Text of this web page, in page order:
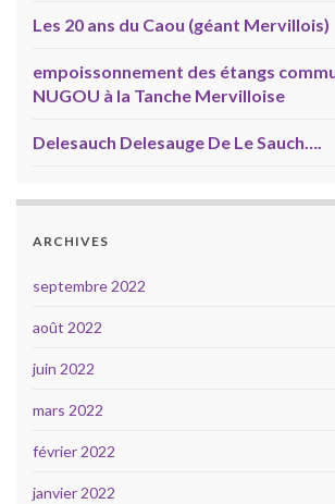
Les 20 ans du Caou (géant Mervillois)
empoissonnement des étangs
NUGOU à la Tanche Mervilloise
Delesauch Delesauge De Le Sauch….
ARCHIVES
septembre 2022
août 2022
juin 2022
mars 2022
février 2022
janvier 2022